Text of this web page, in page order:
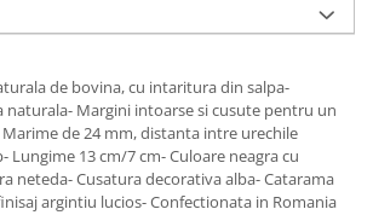
de bovina, cu intaritura din salpa-
naturala- Margini intoarse si cusute pentru un
de 24 mm, distanta intre urechile
Lungime 13 cm/7 cm- Culoare neagra cu
neteda- Cusatura decorativa alba- Catarama
argintiu lucios- Confectionata in Romania